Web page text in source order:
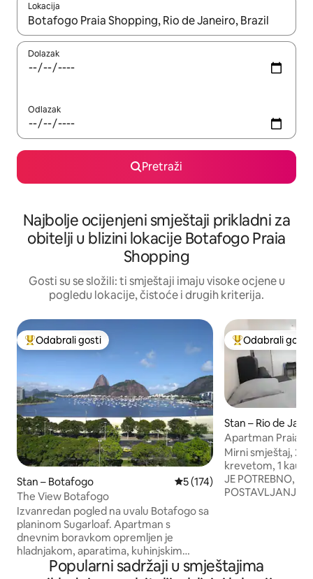
Lokacija
Kada budu dostupni rezultati, moći ćete ih pregledati
Dolazak
Odlazak
Pretraži
Najbolje ocijenjeni smještaji prikladni za
obitelji u blizini lokacije Botafogo Praia
Shopping
Gosti su se složili: ti smještaji imaju visoke ocjene u
pogledu lokacije, čistoće i drugih kriterija.
Među najviše rangiranima s oznakom „Odabrali gosti”
Odabrali gosti
Stan – Botafogo Prosječna ocjena: 5/5,
5 (174)
The View Botafogo
Izvanredan pogled na uvalu Botafogo sa
planinom Sugarloaf. Apartman s
dnevnim boravkom opremljen je
hladnjakom, aparatima, kuhinjskim
priborom i stropnim ventilatorom;
Među najviše
Odabrali gosti
Stan – Rio de
Apartman Praia
Mirni smještaj, 22
krevetom, 1
JE POTREBNO,
POSTAVLJANJE
uređajem,
Apartment (side) located in a noble area
Popularni sadržaji u smještajima